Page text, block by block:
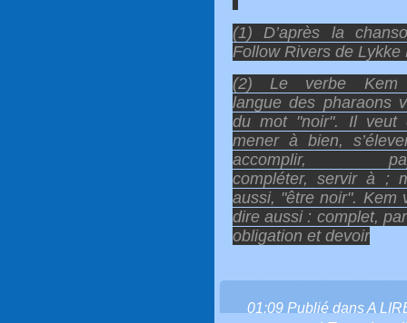
(1) D’après la
Follow Rivers de Lykke
(2) Le verbe Kem
langue des pharaons
du mot "noir". Il veut
mener à bien,
accomplir,
compléter, servir à ;
aussi, "être noir". Kem
dire aussi : complet,
obligation et devoir
01:09 Publié dansA